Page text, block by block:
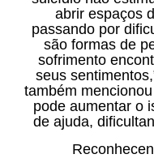
abrir espaços
passando por
são formas de
sofrimento
seus
também
pode aumentar o
de ajuda,